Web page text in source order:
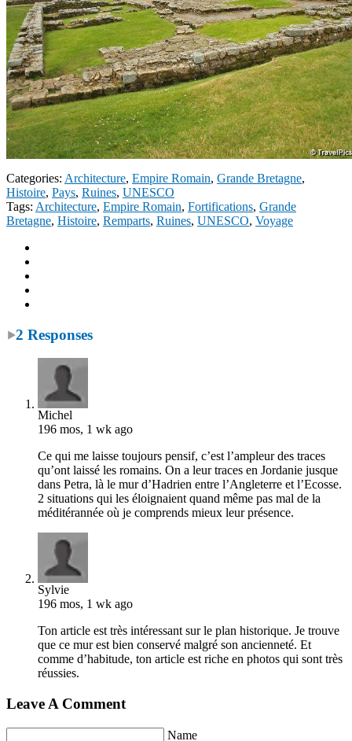
Categories: Architecture, Empire Romain, Grande Bretagne,
Histoire, Pays, Ruines, UNESCO
Tags: Architecture, Empire Romain, Fortifications, Grande
Bretagne, Histoire, Remparts, Ruines, UNESCO, Voyage
2 Responses
Michel
196 mos, 1 wk ago
Ce qui me laisse toujours pensif, c’est l’ampleur des traces
qu’ont laissé les romains. On a leur traces en Jordanie jusque
dans Petra, là le mur d’Hadrien entre l’Angleterre et l’Ecosse.
2 situations qui les éloignaient quand même pas mal de la
méditérannée où je comprends mieux leur présence.
Sylvie
196 mos, 1 wk ago
Ton article est très intéressant sur le plan historique. Je trouve
que ce mur est bien conservé malgré son ancienneté. Et
comme d’habitude, ton article est riche en photos qui sont très
réussies.
Leave A Comment
Name